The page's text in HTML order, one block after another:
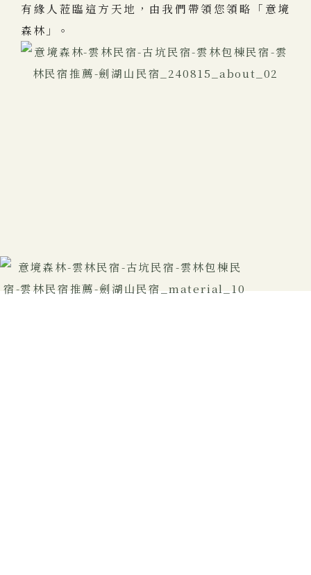
有緣人蒞臨這方天地，由我們帶領您領略「意境
森林」。